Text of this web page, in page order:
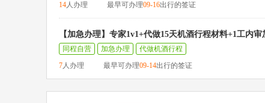
14人办理 最早可办理09-16出行的签证
【加急办理】专家1v1+代做15天机酒行程材料+1工内
同程自营
加急办理
代做机酒行程
7人办理 最早可办理09-14出行的签证